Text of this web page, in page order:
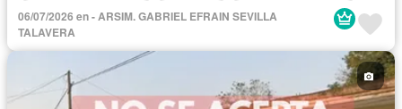
Recámara con closet
Seguridad
Televisión por cable
Sin amueblar
06/07/2026 en - ARSIM. GABRIEL EFRAIN SEVILLA
TALAVERA